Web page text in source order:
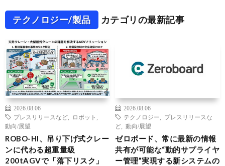
テクノロジー/製品 カテゴリの最新記事
2026.08.06
プレスリリースなど
ロボット
動向/展望
ROBO-HI、吊り下げ式クレー
ンに代わる超重量級
200tAGVで「落下リスク」
2026.08.06
テクノロジー
プレスリリースな
ど
動向/展望
ゼロボード、常に最新の情報
共有が可能な“動的サプライヤ
ー管理”実現する新システムの